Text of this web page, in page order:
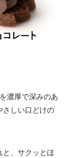
濃厚で深みのあ
さしい口どけの
、サクッとほ